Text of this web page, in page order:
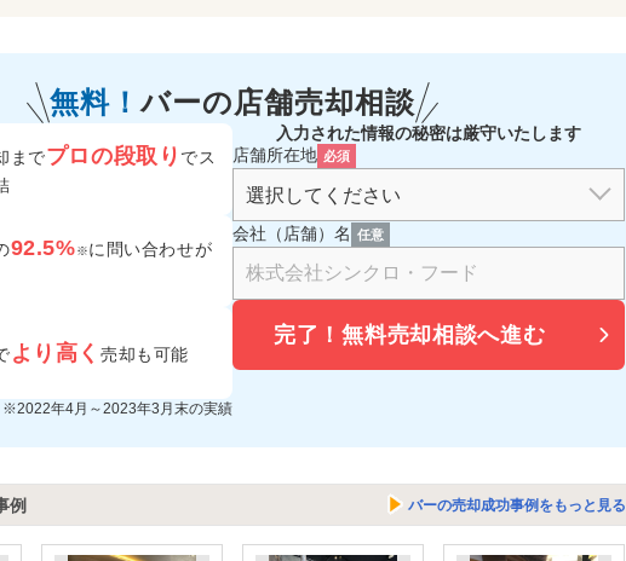
無料！バーの店舗売却相談
までプロの段取り でス
92.5%※に 問い合わせが
より高く売却も可能
※2022年4月～2023年3月末の実績
入力された情報の秘密は厳守いたします
店舗所在地 必須
会社（店舗）名 任意
完了！無料売却相談へ進む
例 バーの売却成功事例をもっと見る